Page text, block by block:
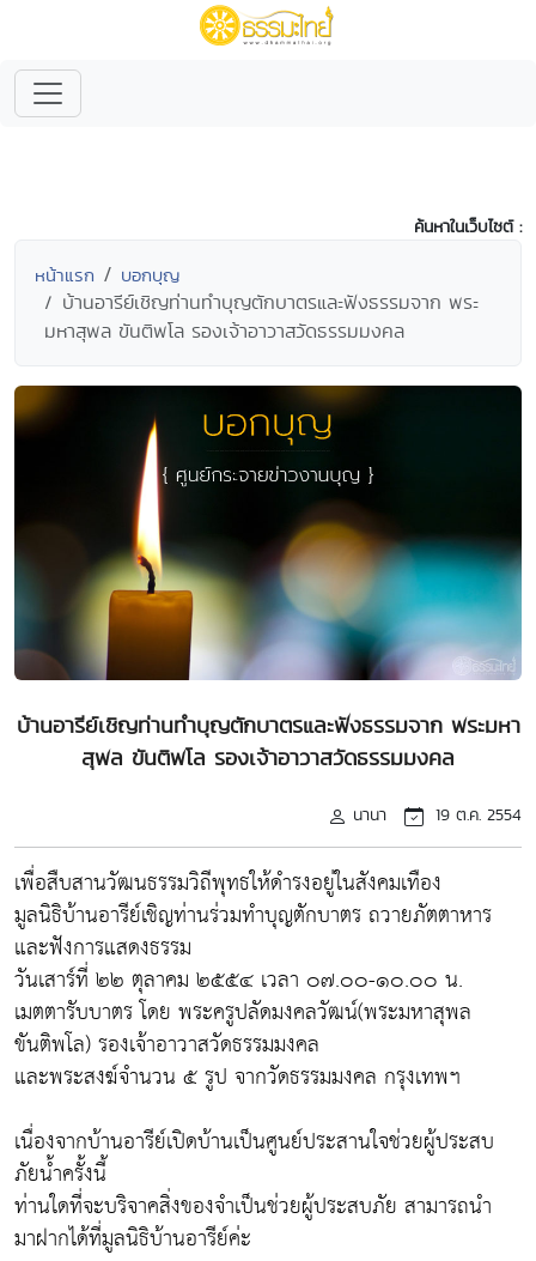
ค้นหาในเว็บไซต์ :
หน้าแรก บอกบุญ
บ้านอารีย์เชิญท่านทำบุญตักบาตรและฟังธรรมจาก พระ
มหาสุพล ขันติพโล รองเจ้าอาวาสวัดธรรมมงคล
บ้านอารีย์เชิญท่านทำบุญตักบาตรและฟังธรรมจาก พระมหา
สุพล ขันติพโล รองเจ้าอาวาสวัดธรรมมงคล
นานา 19 ต.ค. 2554
เพื่อสืบสานวัฒนธรรมวิถีพุทธให้ดำรงอยู่ในสังคมเทือง
มูลนิธิบ้านอารีย์เชิญท่านร่วมทำบุญตักบาตร ถวายภัตตาหาร
และฟังการแสดงธรรม
วันเสาร์ที่ ๒๒ ตุลาคม ๒๕๕๔ เวลา ๐๗.๐๐-๑๐.๐๐ น.
เมตตารับบาตร โดย พระครูปลัดมงคลวัฒน์(พระมหาสุพล
ขันติพโล) รองเจ้าอาวาสวัดธรรมมงคล
และพระสงฆ์จำนวน ๕ รูป จากวัดธรรมมงคล กรุงเทพฯ
เนื่องจากบ้านอารีย์เปิดบ้านเป็นศูนย์ประสานใจช่วยผู้ประสบ
ภัยน้ำครั้งนี้
ท่านใดที่จะบริจาคสิ่งของจำเป็นช่วยผู้ประสบภัย สามารถนำ
มาฝากได้ที่มูลนิธิบ้านอารีย์ค่ะ